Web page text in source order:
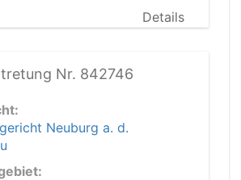
Details
Nr. 842746
Neuburg a. d.